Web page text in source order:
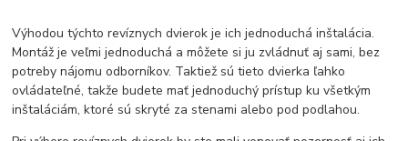
Výhodou týchto revíznych dvierok je ich jednoduchá inštalácia.
Montáž je veľmi jednoduchá a môžete si ju zvládnuť aj sami, bez
potreby nájomu odborníkov. Taktiež sú tieto dvierka ľahko
ovládateľné, takže budete mať jednoduchý prístup ku všetkým
inštaláciám, ktoré sú skryté za stenami alebo pod podlahou.